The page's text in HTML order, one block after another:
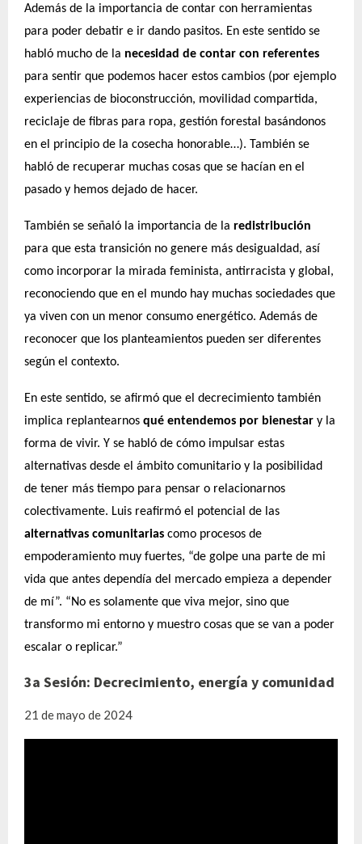
Además de la importancia de contar con herramientas
para poder debatir e ir dando pasitos. En este sentido se
habló mucho de la necesidad de contar con referentes
para sentir que podemos hacer estos cambios (por ejemplo
experiencias de bioconstrucción, movilidad compartida,
reciclaje de fibras para ropa, gestión forestal basándonos
en el principio de la cosecha honorable…). También se
habló de recuperar muchas cosas que se hacían en el
pasado y hemos dejado de hacer.
También se señaló la importancia de la redistribución
para que esta transición no genere más desigualdad, así
como incorporar la mirada feminista, antirracista y global,
reconociendo que en el mundo hay muchas sociedades que
ya viven con un menor consumo energético. Además de
reconocer que los planteamientos pueden ser diferentes
según el contexto.
En este sentido, se afirmó que el decrecimiento también
implica replantearnos qué entendemos por bienestar y la
forma de vivir. Y se habló de cómo impulsar estas
alternativas desde el ámbito comunitario y la posibilidad
de tener más tiempo para pensar o relacionarnos
colectivamente. Luis reafirmó el potencial de las
alternativas comunitarias como procesos de
empoderamiento muy fuertes, “de golpe una parte de mi
vida que antes dependía del mercado empieza a depender
de mí”. “No es solamente que viva mejor, sino que
transformo mi entorno y muestro cosas que se van a poder
escalar o replicar.”
3a Sesión: Decrecimiento, energía y comunidad
21 de mayo de 2024